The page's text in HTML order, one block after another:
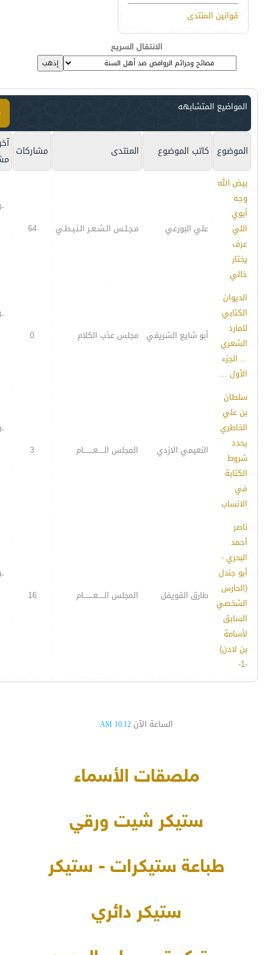
قوانين المنتدى
الانتقال السريع
المواضيع المتشابهه
الموضوع كاتب الموضوع المنتدى مشاركات
بيض الله
وجه
أبوي
اللي
عرف
يختار
خالي
علي البورعي مـجـلـس الـشـعـر الـنـبـطـي 64
الديوان
الكتابي
للمارد
الشعري
... الجزء
الأول ...
أبو شايع الشريفي مجلس عذب الكلام 0
سلطان
بن علي
الخاطري
يحدد
شروط
الكتابة
في
الانساب
النعيمي الازدي المجلس الـــــعــــــــام 3
ناصر
أحمد
البحري -
أبو جندل
(الحارس
الشخصي
السابق
لأسامة
بن لادن)
-1-
طارق القويفل المجلس الـــــعــــــــام 16
الساعة الآن 10:12 AM
ملصقات الأسماء
ستيكر شيت ورقي
طباعة ستيكرات - ستيكر
ستيكر دائري